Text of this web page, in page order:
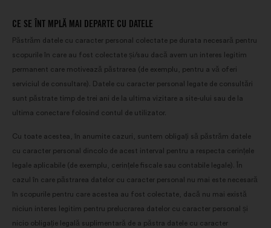
o
filă
nouă
CE SE ÎNT MPLĂ MAI DEPARTE CU DATELE
Păstrăm datele cu caracter personal colectate pe durata necesară pentru
scopurile în care au fost colectate și/sau dacă avem un interes legitim
permanent care motivează păstrarea (de exemplu, pentru a vă oferi
serviciul de consultare). Datele cu caracter personal legate de consultări
sunt păstrate timp de trei ani de la ultima vizitare a site-ului sau de la
ultima conectare folosind contul de utilizator.
Cu toate acestea, în anumite cazuri, suntem obligați să păstrăm datele
cu caracter personal dincolo de acest interval pentru a respecta cerințele
legale aplicabile (de exemplu, cerințele fiscale sau contabile legale). În
cazul în care păstrarea datelor cu caracter personal nu mai este necesară
în scopurile pentru care acestea au fost colectate, dacă nu mai există
niciun interes legitim pentru prelucrarea datelor cu caracter personal și
nicio obligație legală suplimentară de a păstra datele cu caracter